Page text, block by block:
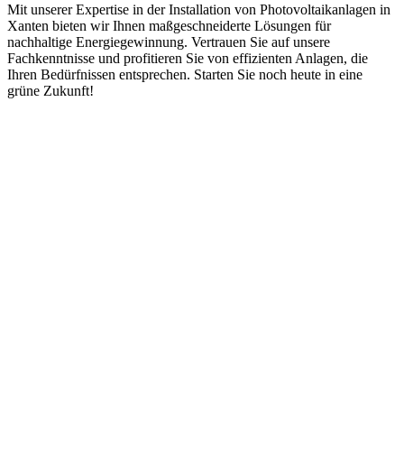
Mit unserer Expertise in der Installation von Photovoltaikanlagen in
Xanten bieten wir Ihnen maßgeschneiderte Lösungen für
nachhaltige Energiegewinnung. Vertrauen Sie auf unsere
Fachkenntnisse und profitieren Sie von effizienten Anlagen, die
Ihren Bedürfnissen entsprechen. Starten Sie noch heute in eine
grüne Zukunft!